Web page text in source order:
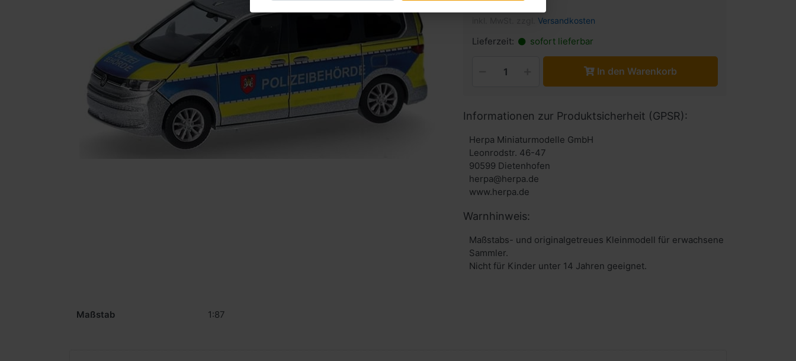
Versandkosten
Lieferzeit: sofort lieferbar
In den Warenkorb
Informationen zur Produktsicherheit (GPSR):
Herpa Miniaturmodelle GmbH
Leonrodstr. 46-47
90599 Dietenhofen
herpa@herpa.de
www.herpa.de
Warnhinweis:
Maßstabs- und originalgetreues Kleinmodell für erwachsene
Sammler.
Nicht für Kinder unter 14 Jahren geeignet.
Maßstab 1:87